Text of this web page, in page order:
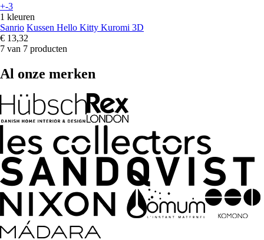
+-3
1 kleuren
Sanrio Kussen Hello Kitty Kuromi 3D
€ 13,32
7 van 7 producten
Al onze merken